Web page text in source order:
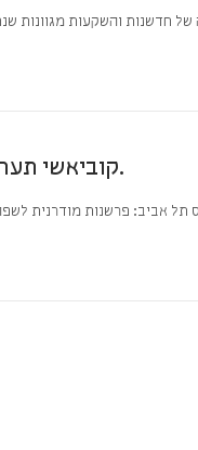
KOBIAYASHI קוביאשי תערוכה מרכז הבאוהוס תל אביב.
מודרנית לשפה על-זמנית כתובת: